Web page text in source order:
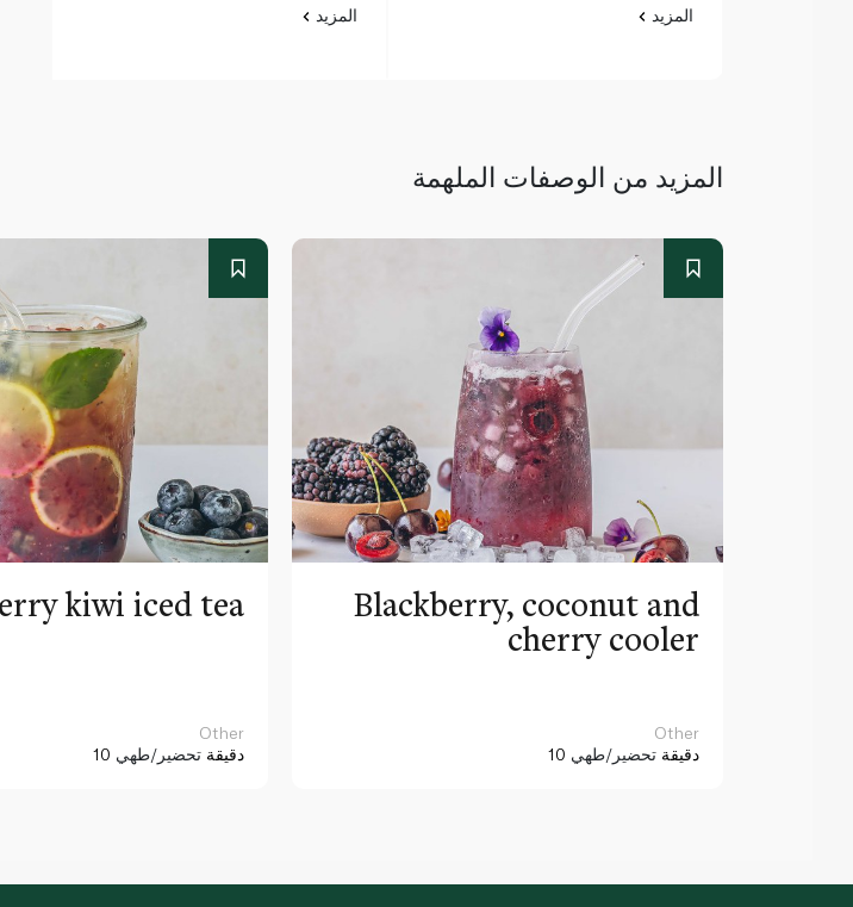
المزيد المزيد
المزيد من الوصفات الملهمة
kiwi iced tea
Other
10 دقيقة تحضير/طهي
Blackberry, coconut and
cherry cooler
Other
10 دقيقة تحضير/طهي